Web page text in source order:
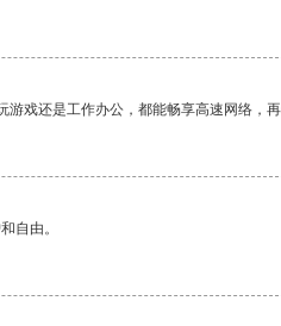
戏还是工作办公，都能畅享高速网络，再
自由。